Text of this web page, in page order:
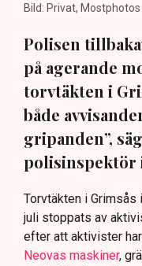
Bild: Privat, Mostphotos
Polisen
på agerande
torvtäkten i
både
gripanden”,
polisinspektör
Torvtäkten i Grimsås
juli stoppats av
efter att aktivister
Neovas maskiner,